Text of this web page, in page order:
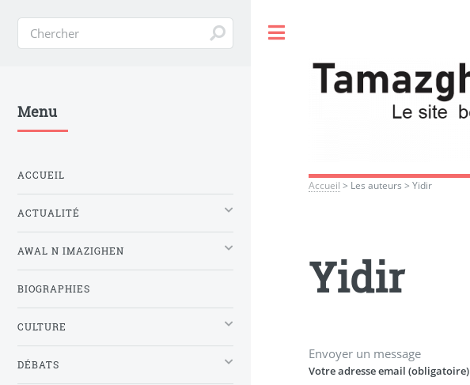
Accueil > Les auteurs >Yidir
Yidir
Envoyer un message
Votre adresse email (obligatoire)
Menu
ACCUEIL
ACTUALITÉ
AWAL N IMAZIGHEN
BIOGRAPHIES
CULTURE
DÉBATS